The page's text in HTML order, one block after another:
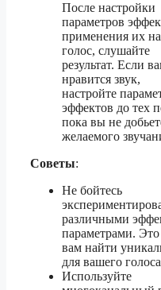
После настройки
параметров
применения их на
голос, слушайте
результат. Если
нравится звук,
настройте
эффектов до тех
пока вы не
желаемого
Советы:
Не бойтесь
различными
параметрами.
вам найти
для вашего
Используйте